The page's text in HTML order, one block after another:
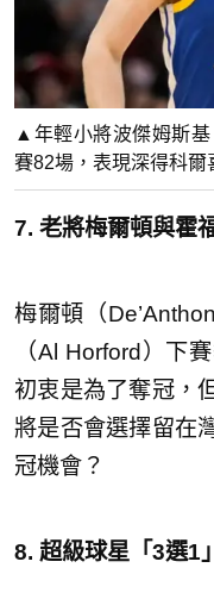
▲年輕小將波傑姆斯
賽82場，表現深得科爾
7. 老將梅爾頓與霍
梅爾頓（
（Al Horford）下
初衷是為了奪冠，
將是否會選擇留在
冠機會？
8. 超級球星「3選1